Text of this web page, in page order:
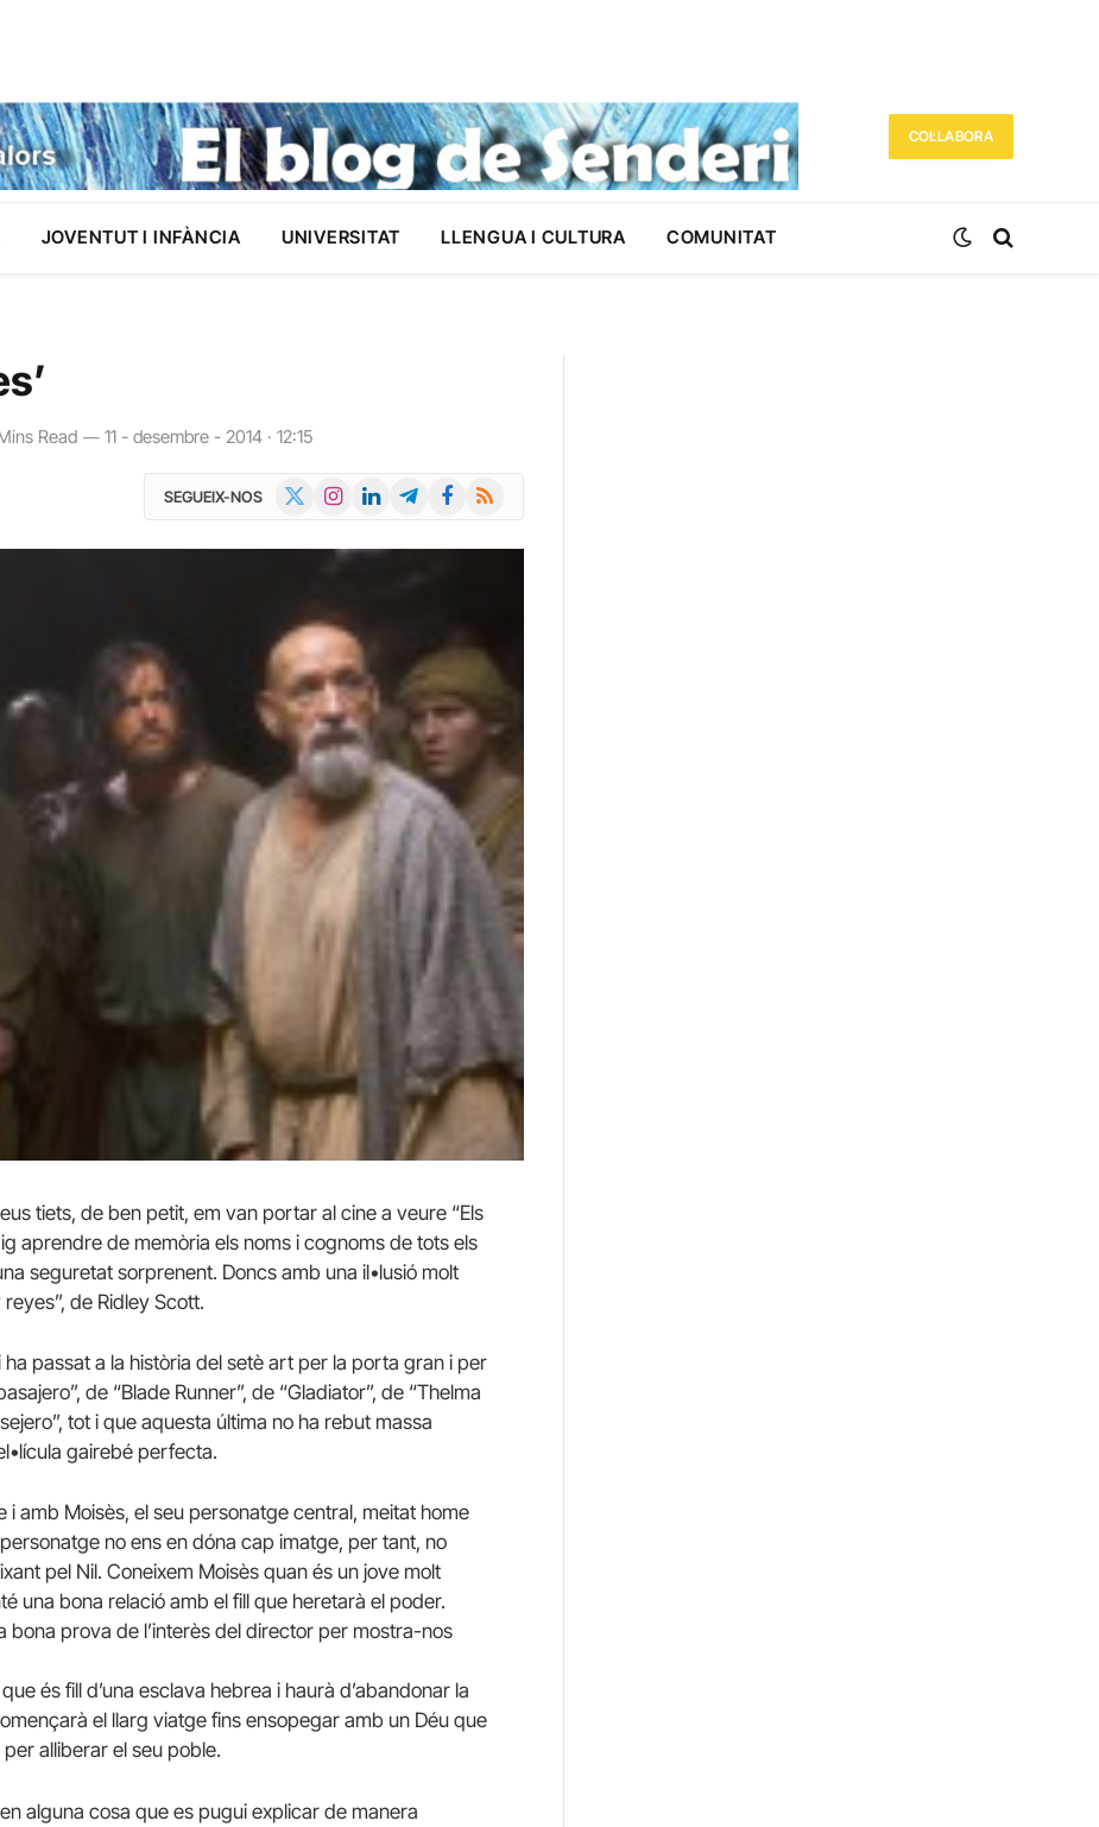
COL·LABORA
JOVENTUT I INFÀNCIA UNIVERSITAT LLENGUA I CULTURA COMUNITAT
Read 11 - desembre - 2014 · 12:15
SEGUEIX-NOS InstagramLinkedInTelegramFacebook
RSS
tiets, de ben petit, em van portar al cine a veure “Els
aprendre de memòria els noms i cognoms de tots els
seguretat sorprenent. Doncs amb una il•lusió molt
de Ridley Scott.
passat a la història del setè art per la porta gran i per
de “Blade Runner”, de “Gladiator”, de “Thelma
tot i que aquesta última no ha rebut massa
gairebé perfecta.
i amb Moisès, el seu personatge central, meitat home
no ens en dóna cap imatge, per tant, no
pel Nil. Coneixem Moisès quan és un jove molt
una bona relació amb el fill que heretarà el poder.
bona prova de l’interès del director per mostra-nos
és fill d’una esclava hebrea i haurà d’abandonar la
el llarg viatge fins ensopegar amb un Déu que
alliberar el seu poble.
alguna cosa que es pugui explicar de manera